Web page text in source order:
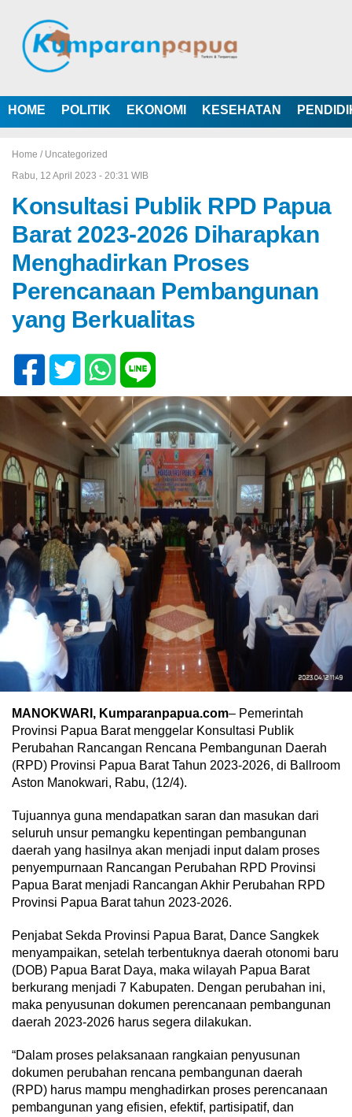
HOME POLITIK EKONOMI KESEHATAN
Home / Uncategorized
Rabu, 12 April 2023 - 20:31 WIB
Konsultasi Publik RPD Papua
Barat 2023-2026 Diharapkan
Menghadirkan Proses
Perencanaan Pembangunan
yang Berkualitas
MANOKWARI, Kumparanpapua.com– Pemerintah
Provinsi Papua Barat menggelar Konsultasi Publik
Perubahan Rancangan Rencana Pembangunan Daerah
(RPD) Provinsi Papua Barat Tahun 2023-2026, di Ballroom
Aston Manokwari, Rabu, (12/4).
Tujuannya guna mendapatkan saran dan masukan dari
seluruh unsur pemangku kepentingan pembangunan
daerah yang hasilnya akan menjadi input dalam proses
penyempurnaan Rancangan Perubahan RPD Provinsi
Papua Barat menjadi Rancangan Akhir Perubahan RPD
Provinsi Papua Barat tahun 2023-2026.
Penjabat Sekda Provinsi Papua Barat, Dance Sangkek
menyampaikan, setelah terbentuknya daerah otonomi baru
(DOB) Papua Barat Daya, maka wilayah Papua Barat
berkurang menjadi 7 Kabupaten. Dengan perubahan ini,
maka penyusunan dokumen perencanaan pembangunan
daerah 2023-2026 harus segera dilakukan.
“Dalam proses pelaksanaan rangkaian penyusunan
dokumen perubahan rencana pembangunan daerah
(RPD) harus mampu menghadirkan proses perencanaan
pembangunan yang efisien, efektif, partisipatif, dan